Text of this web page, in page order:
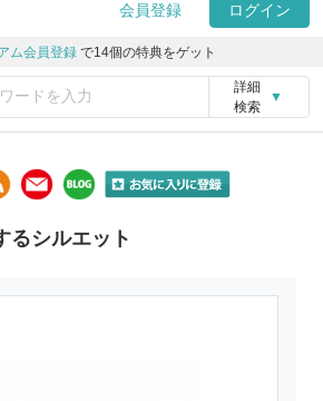
会員登録 ログイン
ム会員登録 で14個の特典をゲット
詳細
検索
▼
るシルエット